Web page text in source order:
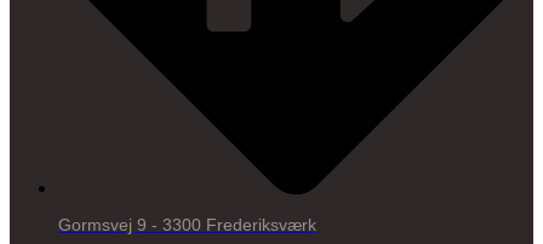
Gormsvej 9 - 3300 Frederiksværk